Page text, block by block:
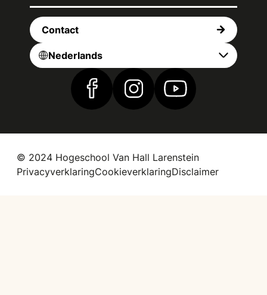
Contact
Nederlands
Vind ons op Facebook
Vind ons op Instagram
Vind ons op
© 2024 Hogeschool Van Hall Larenstein
PrivacyverklaringCookieverklaringDisclaimer